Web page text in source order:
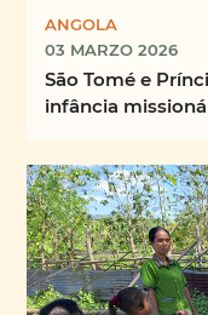
ANGOLA
03 MARZO 2026
São Tomé e
infância